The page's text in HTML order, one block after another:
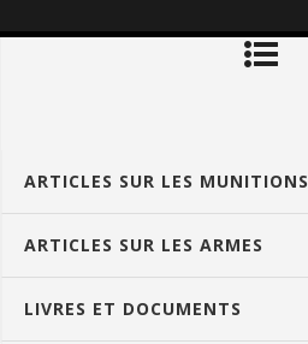
ARTICLES SUR LES MUNITIONS
ARTICLES SUR LES ARMES
LIVRES ET DOCUMENTS